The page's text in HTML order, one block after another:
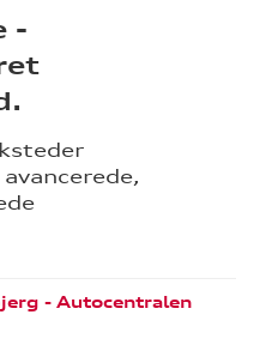
-
- Autocentralen